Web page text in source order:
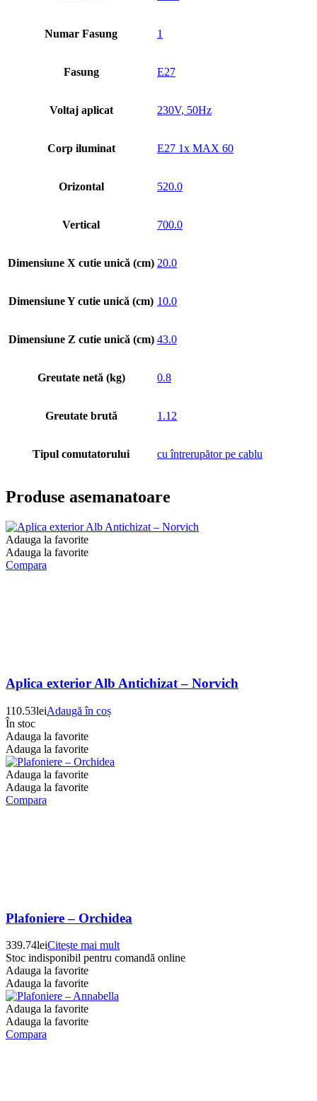
Numar Fasung 1
Fasung E27
Voltaj aplicat 230V, 50Hz
Corp iluminat E27 1x MAX 60
Orizontal 520.0
Vertical 700.0
Dimensiune X cutie unică (cm) 20.0
Dimensiune Y cutie unică (cm) 10.0
Dimensiune Z cutie unică (cm) 43.0
Greutate netă (kg) 0.8
Greutate brută 1.12
Tipul comutatorului cu întrerupător pe cablu
Produse asemanatoare
Adauga la favorite
Adauga la favorite
Compara
Aplica exterior Alb Antichizat – Norvich
110.53leiAdaugă în coș
În stoc
Adauga la favorite
Adauga la favorite
Adauga la favorite
Adauga la favorite
Compara
Plafoniere – Orchidea
339.74leiCitește mai mult
Stoc indisponibil pentru comandă online
Adauga la favorite
Adauga la favorite
Adauga la favorite
Adauga la favorite
Compara